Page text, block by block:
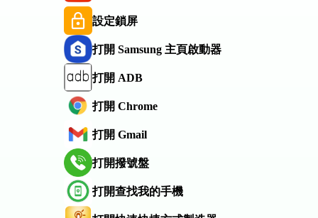
設定鎖屏
打開 Samsung 主頁啟動器
打開 ADB
打開 Chrome
打開 Gmail
打開撥號盤
打開查找我的手機